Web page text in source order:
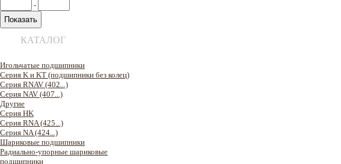
-
КАТАЛОГ
Игольчатые подшипники
Серия K и KT (подшипники без колец)
Серия RNAV (402...)
Серия NAV (407...)
Другие
Серия HK
Серия RNA (425...)
Серия NA (424...)
Шариковые подшипники
Радиально-упорные шариковые
подшипники